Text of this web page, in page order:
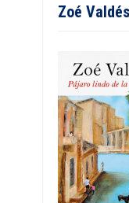
Zoé Valdés